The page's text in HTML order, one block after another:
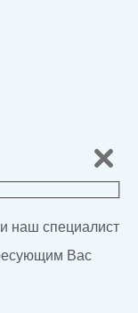
наш специалист
Вас